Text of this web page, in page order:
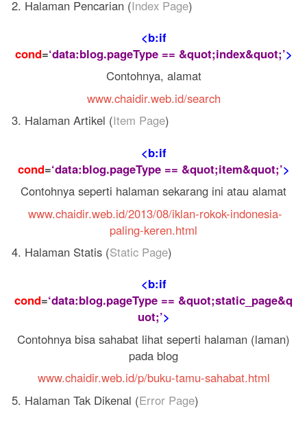
2. Halaman Pencarian (Index Page)
<b:if
cond=‘data:blog.pageType == &quot;index&quot;’>
Contohnya, alamat
www.chaidir.web.id/search
3. Halaman Artikel (Item Page)
<b:if
cond=‘data:blog.pageType == &quot;item&quot;’>
Contohnya seperti halaman sekarang ini atau alamat
www.chaidir.web.id/2013/08/iklan-rokok-indonesia-
paling-keren.html
4. Halaman Statis (Static Page)
<b:if
cond=‘data:blog.pageType == &quot;static_page&q
uot;’>
Contohnya bisa sahabat lihat seperti halaman (laman)
pada blog
www.chaidir.web.id/p/buku-tamu-sahabat.html
5. Halaman Tak Dikenal (Error Page)